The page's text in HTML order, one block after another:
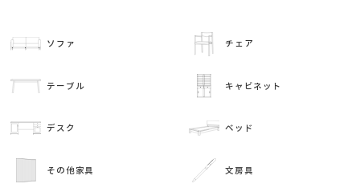
ソファ チェア
テーブル キャビネット
デスク ベッド
その他家具 文房具